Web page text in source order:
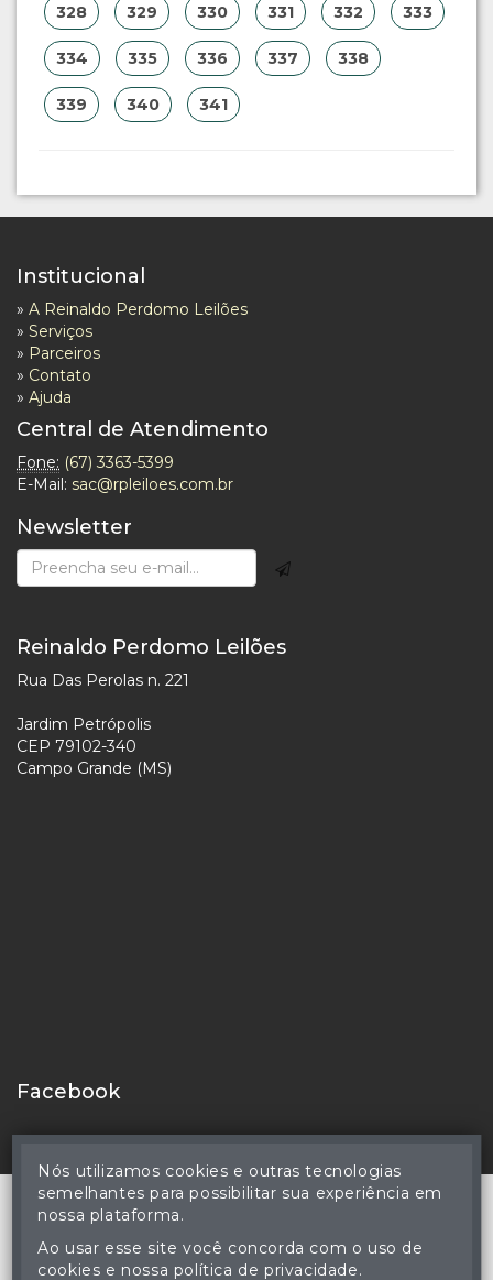
328 329 330 331 332 333
334 335 336 337 338
339 340 341
Institucional
» A Reinaldo Perdomo Leilões
» Serviços
» Parceiros
» Contato
» Ajuda
Central de Atendimento
Fone: (67) 3363-5399
E-Mail: sac@rpleiloes.com.br
Newsletter
Reinaldo Perdomo Leilões
Rua Das Perolas n. 221
Jardim Petrópolis
CEP 79102-340
Campo Grande (MS)
Facebook
© Reinaldo Rodrigues Perdomo - Leiloeiro Público Oficial -
Matrícula nº 83 JUCEMS - Todos os direitos reservados
Nós utilizamos cookies e outras tecnologias
semelhantes para possibilitar sua experiência em
nossa plataforma.
Ao usar esse site você concorda com o uso de
cookies e nossa política de privacidade.